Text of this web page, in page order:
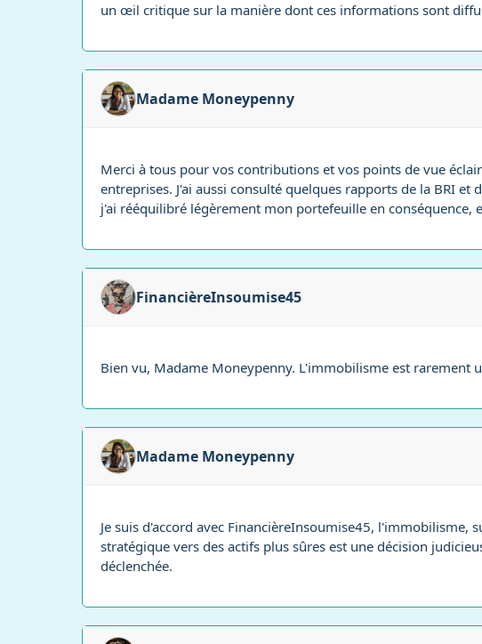
un œil critique sur la manière dont ces informations sont
Madame Moneypenny
Merci à tous pour vos contributions et vos points de vue
entreprises. J'ai aussi consulté quelques rapports de la BRI
j'ai rééquilibré légèrement mon portefeuille en
FinancièreInsoumise45
Bien vu, Madame Moneypenny. L'immobilisme est rarement
Madame Moneypenny
Je suis d'accord avec FinancièreInsoumise45,
stratégique vers des actifs plus sûres est une décision
déclenchée.